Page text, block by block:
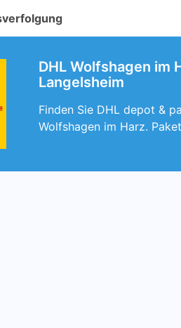
DHL Wolfshagen im
Langelsheim
Finden Sie DHL depot &
Wolfshagen im Harz.